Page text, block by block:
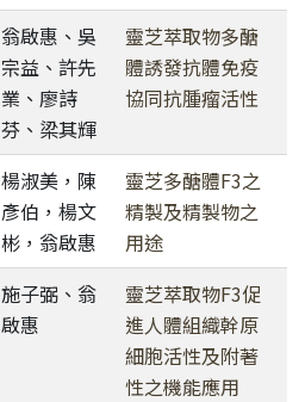
翁啟惠、吳
宗益、許先
業、廖詩
芬、梁其輝
靈芝萃取物多醣
體誘發抗體免疫
協同抗腫瘤活性
楊淑美，陳
彥伯，楊文
彬，翁啟惠
靈芝多醣體F3之
精製及精製物之
用途
施子弼、翁
啟惠
靈芝萃取物F3促
進人體組織幹原
細胞活性及附著
性之機能應用